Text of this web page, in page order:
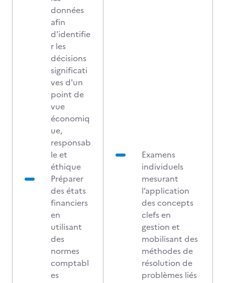
données
afin
d'identifie
r les
décisions
significati
ves d'un
point de
vue
économiq
ue,
responsab
le et
éthique
Préparer
des états
financiers
en
utilisant
des
normes
comptabl
es
Examens
individuels
mesurant
l’application
des concepts
clefs en
gestion et
mobilisant des
méthodes de
résolution de
problèmes liés